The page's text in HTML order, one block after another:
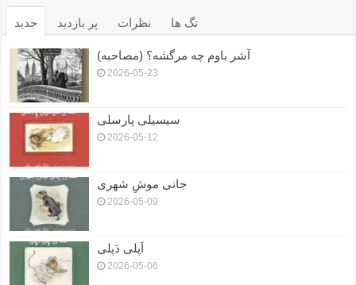
جدید پر بازدید نظرات تگ ها
آشر باوم چه مرگشه؟ (مصاحبه)
2026-05-23
سیسیلی پارسلی
2026-05-12
جانی موشِ شهری
2026-05-09
اَپلی دَپلی
2026-05-06